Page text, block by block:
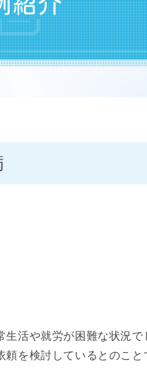
活や就労が困難な状況
を検討しているとのこと